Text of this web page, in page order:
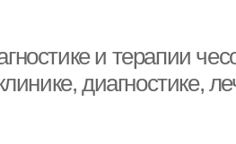
и терапии
диагностике,